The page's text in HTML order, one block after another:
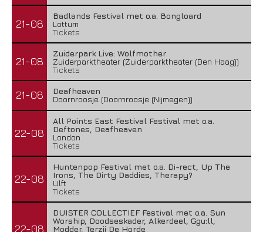
21-08
Badlands Festival met o.a. Bongloard
Lottum
Tickets
21-08
Zuiderpark Live: Wolfmother
Zuiderparktheater (Zuiderparktheater (Den Haag))
Tickets
21-08
Deafheaven
Doornroosje (Doornroosje (Nijmegen))
22-08
All Points East Festival Festival met o.a.
Deftones, Deafheaven
London
Tickets
22-08
Huntenpop Festival met o.a. Di-rect, Up The
Irons, The Dirty Daddies, Therapy?
Ulft
Tickets
22-08
DUISTER COLLECTIEF Festival met o.a. Sun
Worship, Doodseskader, Alkerdeel, Ggu:ll,
Modder, Terzij De Horde